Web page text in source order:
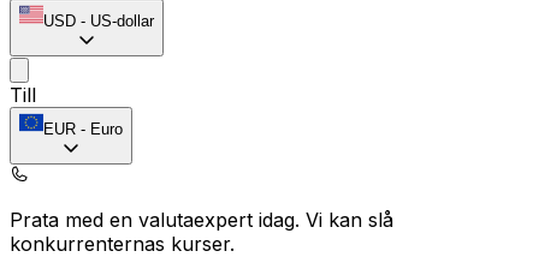
USD - US-dollar
Till
EUR - Euro
Prata med en valutaexpert idag. Vi kan slå
konkurrenternas kurser.